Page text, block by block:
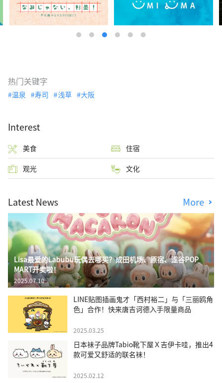
热门关键字
温泉 寿司 浅草 大阪
Interest
美食 住宿
观光 文化
Latest News More
Lisa最爱的Labubu玩偶去哪买？成田机场、原宿、涩谷POP
MART开卖啦！
2025.07.10
LINE贴图插画鬼才「西村裕二」与「三丽鸥角
色」合作！快来唐吉诃德入手限量商品
2025.03.25
日本袜子品牌Tabio靴下屋Ｘ吉伊卡哇，推出4
款可爱又舒适的联名袜！
2025.02.12